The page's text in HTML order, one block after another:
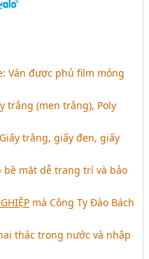
Ván được phủ film mỏng
trắng (men trắng), Poly
trắng, giấy đen, giấy
bề mặt dễ trang trí và bảo
mà Công Ty Đào Bách
thác trong nước và nhập